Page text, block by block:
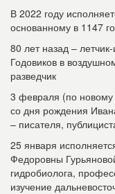
В 2022 году
основанному в 1147
80 лет назад –
Годовиков в
разведчик
3 февраля (по новому
со дня рождения
– писателя,
25 января
Федоровны
гидробиолога,
изучение